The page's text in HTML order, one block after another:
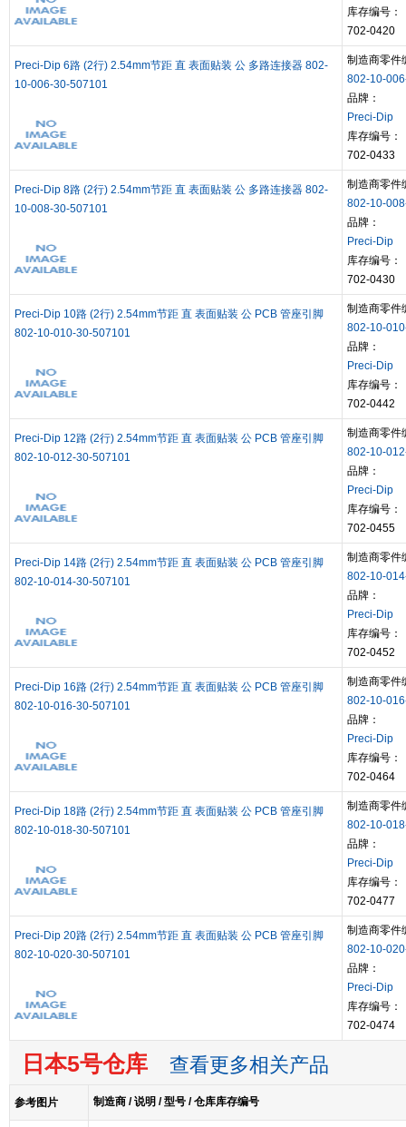
库存编号：
702-0420
Preci-Dip 6路 (2行) 2.54mm节距 直 表面贴装 公 多路连接器 802-
10-006-30-507101
制造商零件
802-10-
品牌：
Preci-Dip
库存编号：
702-0433
Preci-Dip 8路 (2行) 2.54mm节距 直 表面贴装 公 多路连接器 802-
10-008-30-507101
制造商零件
802-10-
品牌：
Preci-Dip
库存编号：
702-0430
Preci-Dip 10路 (2行) 2.54mm节距 直 表面贴装 公 PCB 管座引脚
802-10-010-30-507101
制造商零件
802-10-
品牌：
Preci-Dip
库存编号：
702-0442
Preci-Dip 12路 (2行) 2.54mm节距 直 表面贴装 公 PCB 管座引脚
802-10-012-30-507101
制造商零件
802-10-
品牌：
Preci-Dip
库存编号：
702-0455
Preci-Dip 14路 (2行) 2.54mm节距 直 表面贴装 公 PCB 管座引脚
802-10-014-30-507101
制造商零件
802-10-
品牌：
Preci-Dip
库存编号：
702-0452
Preci-Dip 16路 (2行) 2.54mm节距 直 表面贴装 公 PCB 管座引脚
802-10-016-30-507101
制造商零件
802-10-
品牌：
Preci-Dip
库存编号：
702-0464
Preci-Dip 18路 (2行) 2.54mm节距 直 表面贴装 公 PCB 管座引脚
802-10-018-30-507101
制造商零件
802-10-
品牌：
Preci-Dip
库存编号：
702-0477
Preci-Dip 20路 (2行) 2.54mm节距 直 表面贴装 公 PCB 管座引脚
802-10-020-30-507101
制造商零件
802-10-
品牌：
Preci-Dip
库存编号：
702-0474
日本5号仓库 查看更多相关产品
参考图片 制造商 / 说明 / 型号 / 仓库库存编号